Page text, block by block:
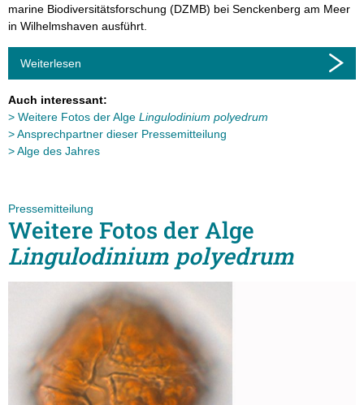
marine Biodiversitätsforschung (DZMB) bei Senckenberg am Meer
in Wilhelmshaven ausführt.
Weiterlesen
Auch interessant:
Weitere Fotos der Alge Lingulodinium polyedrum
Ansprechpartner dieser Pressemitteilung
Alge des Jahres
Pressemitteilung
Weitere Fotos der Alge
Lingulodinium polyedrum